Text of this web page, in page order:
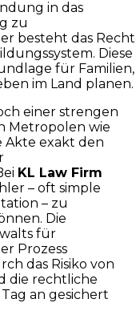
in das
zu
besteht das Recht
Diese
für Familien,
im Land planen.
einer strengen
Metropolen wie
Akte exakt den
KL Law Firm
– oft simple
– zu
Die
für
Prozess
das Risiko von
die rechtliche
an gesichert